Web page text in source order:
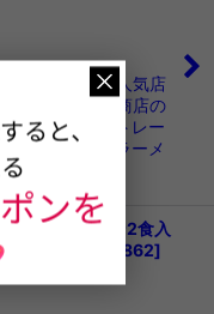
山ラーメンの人気店
ラーメン井出商店の
出商店：■ストレー
列のできるラーメ
ん 豚骨ラーメン2食入
麺
T27F016862]